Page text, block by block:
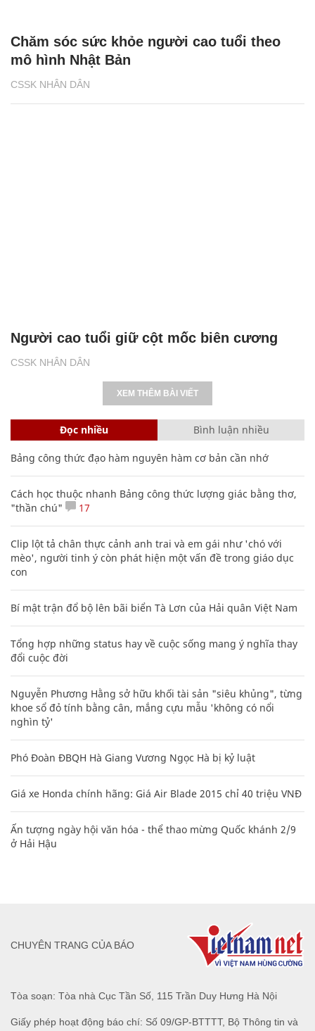
CSSK NHÂN DÂN
Chăm sóc sức khỏe người cao tuổi theo
mô hình Nhật Bản
CSSK NHÂN DÂN
Người cao tuổi giữ cột mốc biên cương
XEM THÊM BÀI VIẾT
Đọc nhiều Bình luận nhiều
Bảng công thức đạo hàm nguyên hàm cơ bản cần nhớ
Cách học thuộc nhanh Bảng công thức lượng giác bằng thơ,
"thần chú"
17
Clip lột tả chân thực cảnh anh trai và em gái như 'chó với
mèo', người tinh ý còn phát hiện một vấn đề trong giáo dục
con
Bí mật trận đổ bộ lên bãi biển Tà Lơn của Hải quân Việt Nam
Tổng hợp những status hay về cuộc sống mang ý nghĩa thay
đổi cuộc đời
Nguyễn Phương Hằng sở hữu khối tài sản "siêu khủng", từng
khoe sổ đỏ tính bằng cân, mắng cựu mẫu 'không có nổi
nghìn tỷ'
Phó Đoàn ĐBQH Hà Giang Vương Ngọc Hà bị kỷ luật
Giá xe Honda chính hãng: Giá Air Blade 2015 chỉ 40 triệu VNĐ
Ấn tượng ngày hội văn hóa - thể thao mừng Quốc khánh 2/9
ở Hải Hậu
Tòa soạn: Tòa nhà Cục Tần Số, 115 Trần Duy Hưng Hà Nội
Giấy phép hoạt động báo chí: Số 09/GP-BTTTT, Bộ Thông tin và
CHUYÊN TRANG CỦA BÁO